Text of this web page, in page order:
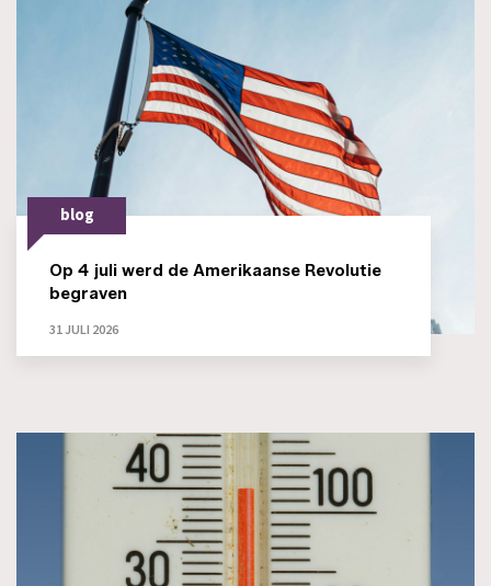
blog
Op 4 juli werd de Amerikaanse Revolutie
begraven
31 JULI 2026